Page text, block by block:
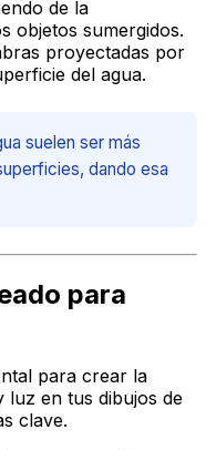
de la
objetos sumergidos.
proyectadas por
del agua.
suelen ser más
dando esa
para
para crear la
luz en tus dibujos de
clave.